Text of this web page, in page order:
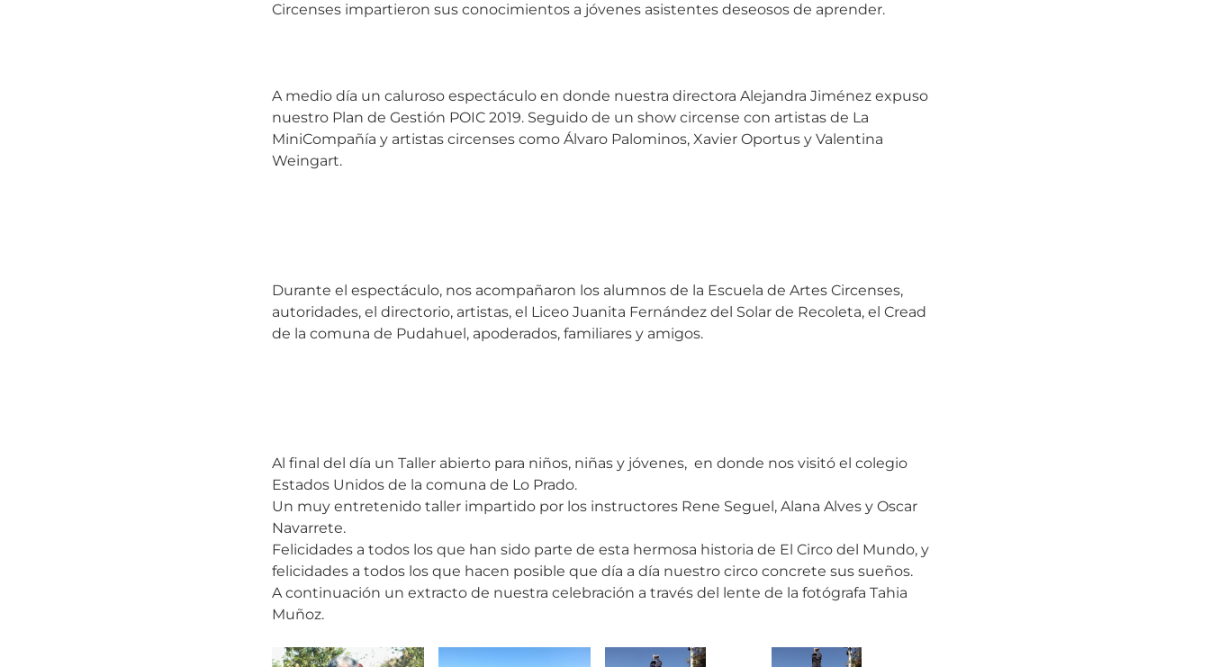
Circenses impartieron sus conocimientos a jóvenes asistentes deseosos de aprender.
A medio día un caluroso espectáculo en donde nuestra directora Alejandra Jiménez expuso
nuestro Plan de Gestión POIC 2019. Seguido de un show circense con artistas de La
MiniCompañía y artistas circenses como Álvaro Palominos, Xavier Oportus y Valentina
Weingart.
Durante el espectáculo, nos acompañaron los alumnos de la Escuela de Artes Circenses,
autoridades, el directorio, artistas, el Liceo Juanita Fernández del Solar de Recoleta, el Cread
de la comuna de Pudahuel, apoderados, familiares y amigos.
Al final del día un Taller abierto para niños, niñas y jóvenes, en donde nos visitó el colegio
Estados Unidos de la comuna de Lo Prado.
Un muy entretenido taller impartido por los instructores Rene Seguel, Alana Alves y Oscar
Navarrete.
Felicidades a todos los que han sido parte de esta hermosa historia de El Circo del Mundo, y
felicidades a todos los que hacen posible que día a día nuestro circo concrete sus sueños.
A continuación un extracto de nuestra celebración a través del lente de la fotógrafa Tahia
Muñoz.